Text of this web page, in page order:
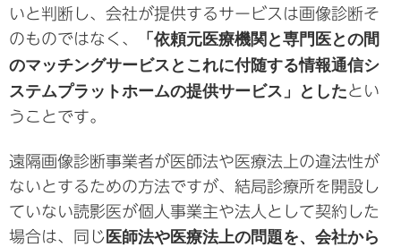
いと判断し、会社が提供するサービスは画像診断そ
のものではなく、
「依頼元医療機関と専門医との間
のマッチングサービスとこれに付随する情報通信シ
ステムプラットホームの提供サービス」としたとい
うことです。
遠隔画像診断事業者が医師法や医療法上の違法性が
ないとするための方法ですが、結局診療所を開設し
ていない読影医が個人事業主や法人として契約した
場合は、同じ 医師法や医療法上の問題を、会社から